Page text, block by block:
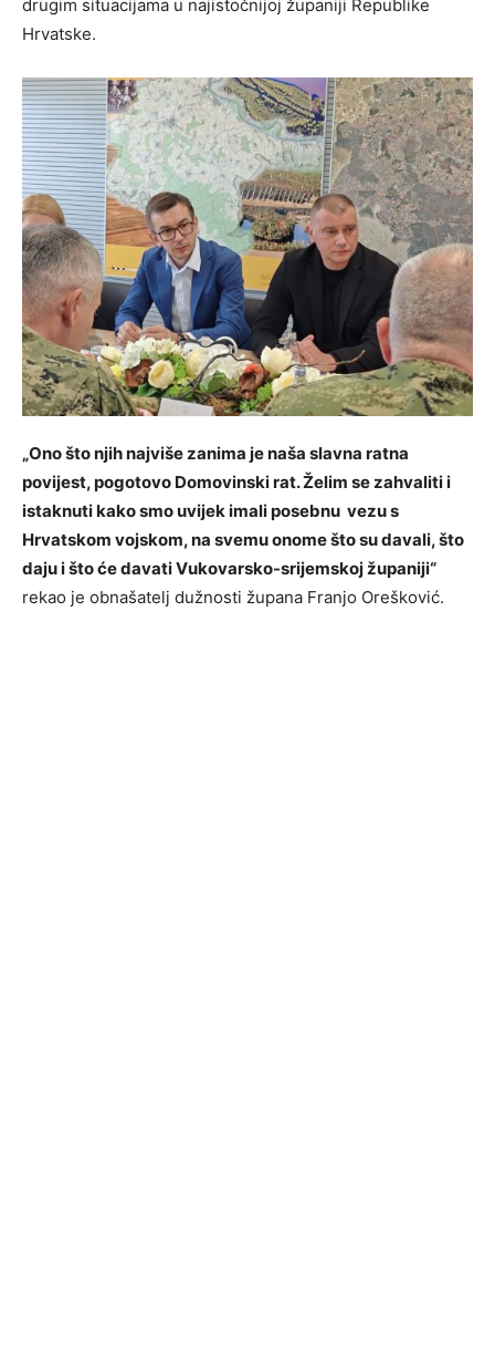
drugim situacijama u najistočnijoj županiji Republike
Hrvatske.
„Ono što njih najviše zanima je naša slavna ratna
povijest, pogotovo Domovinski rat. Želim se zahvaliti i
istaknuti kako smo uvijek imali posebnu vezu s
Hrvatskom vojskom, na svemu onome što su davali, što
daju i što će davati Vukovarsko-srijemskoj županiji“
rekao je obnašatelj dužnosti župana Franjo Orešković.